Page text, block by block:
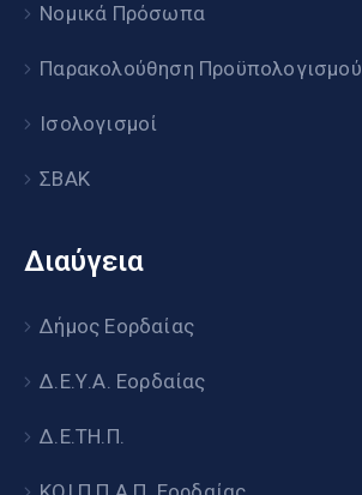
Νομικά Πρόσωπα
Παρακολούθηση Προϋπολογισμού
Ισολογισμοί
ΣΒΑΚ
Διαύγεια
Δήμος Εορδαίας
Δ.Ε.Υ.Α. Εορδαίας
Δ.Ε.ΤΗ.Π.